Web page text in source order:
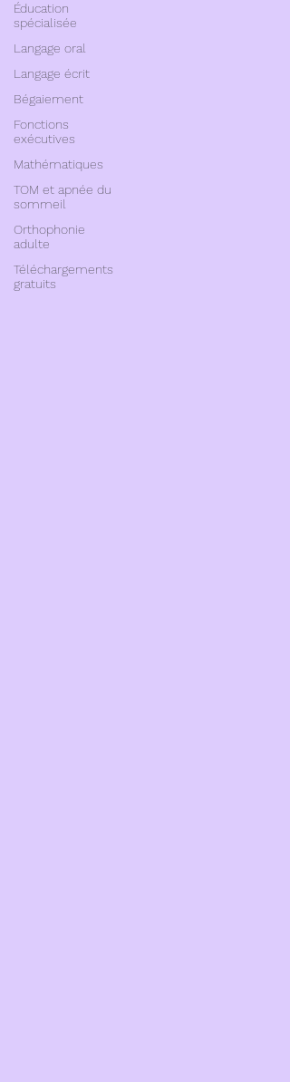
Éducation
spécialisée
Langage oral
Langage écrit
Bégaiement
Fonctions
exécutives
Mathématiques
TOM et apnée du
sommeil
Orthophonie
adulte
Téléchargements
gratuits